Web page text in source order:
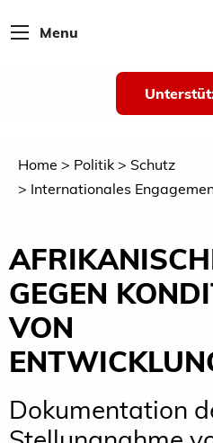
Menu
Home Politik
Schutz
Internationales
GEGEN
VON
Dokumentation